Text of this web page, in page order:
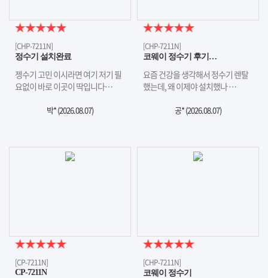
[CHP-7211N]
정수기 설치완료
젱수기 고민 이시라면 여기 저기 필
요없이 바로 이곳이 딱입니다…
박* (2026.08.07)
[CHP-7211N]
코웨이 정수기 후기…
요즘 건강을 생각해서 정수기 렌탈
했는데, 왜 이제야 설치했나 …
공* (2026.08.07)
[CP-7211N]
CP-7211N
[CHP-7211N]
코웨이 정수기